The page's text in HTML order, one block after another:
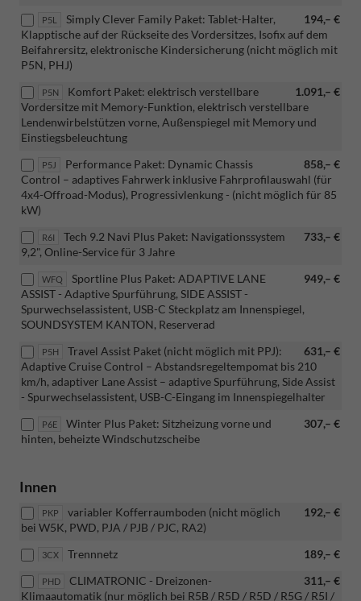
P5L 194,– €
Simply Clever Family Paket: Tablet-Halter,
Klapptische auf der Rückseite des Vordersitzes, Isofix auf dem
Beifahrersitz, elektronische Kindersicherung (nicht möglich mit
P5N, PHJ)
P5N 1.091,– €
Komfort Paket: elektrisch verstellbare
Vordersitze mit Memory-Funktion, elektrisch verstellbare
Lendenwirbelstützen vorne, Außenspiegel mit Memory und
Einstiegsbeleuchtung
P5J 858,– €
Performance Paket: Dynamic Chassis
Control – adaptives Fahrwerk inklusive Fahrprofilauswahl (für
4x4-Offroad-Modus), Progressivlenkung - (nicht möglich für 85
kW)
R6I 733,– €
Tech 9.2 Navi Plus Paket: Navigationssystem
9,2", Online-Service für 3 Jahre
WFQ 949,– €
Sportline Plus Paket: ADAPTIVE LANE
ASSIST - Adaptive Spurführung, SIDE ASSIST -
Spurwechselassistent, USB-C Steckplatz am Innenspiegel,
SOUNDSYSTEM KANTON, Reserverad
P5H 631,– €
Travel Assist Paket (nicht möglich mit PPJ):
Adaptive Cruise Control – Abstandsregeltempomat bis 210
km/h, adaptiver Lane Assist – adaptive Spurführung, Side Assist
- Spurwechselassistent, USB-C-Eingang im Innenspiegelhalter
P6E 307,– €
Winter Plus Paket: Sitzheizung vorne und
hinten, beheizte Windschutzscheibe
Innen
PKP 192,– €
variabler Kofferraumboden (nicht möglich
bei W5K, PWD, PJA / PJB / PJC, RA2)
3CX 189,– €
Trennnetz
PHD 311,– €
CLIMATRONIC - Dreizonen-
Klimaautomatik (nur möglich bei R5B / R5D / R5D / R5G / R5I /